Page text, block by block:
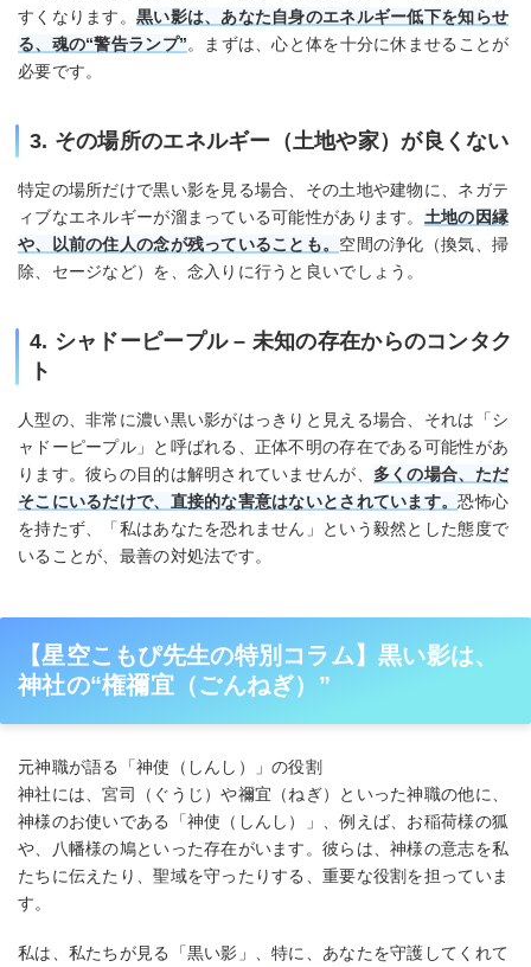
すくなります。 黒い影は、あなた自身のエネルギー低下を知らせ
る、魂の“警告ランプ”。まずは、心と体を十分に休ませることが
必要です。
3. その場所のエネルギー（土地や家）が良くない
特定の場所だけで黒い影を見る場合、その土地や建物に、ネガテ
ィブなエネルギーが溜まっている可能性があります。 土地の因縁
や、以前の住人の念が残っていることも。 空間の浄化（換気、掃
除、セージなど）を、念入りに行うと良いでしょう。
4. シャドーピープル – 未知の存在からのコンタク
ト
人型の、非常に濃い黒い影がはっきりと見える場合、それは「シ
ャドーピープル」と呼ばれる、正体不明の存在である可能性があ
ります。彼らの目的は解明されていませんが、 多くの場合、ただ
そこにいるだけで、直接的な害意はないとされています。恐怖心
を持たず、「私はあなたを恐れません」という毅然とした態度で
いることが、最善の対処法です。
【星空こもぴ先生の特別コラム】黒い影は、
神社の“権禰宜（ごんねぎ）”
元神職が語る「神使（しんし）」の役割
神社には、宮司（ぐうじ）や禰宜（ねぎ）といった神職の他に、
神様のお使いである「神使（しんし）」、例えば、お稲荷様の狐
や、八幡様の鳩といった存在がいます。彼らは、神様の意志を私
たちに伝えたり、聖域を守ったりする、重要な役割を担っていま
す。
私は、私たちが見る「黒い影」、特に、あなたを守護してくれて